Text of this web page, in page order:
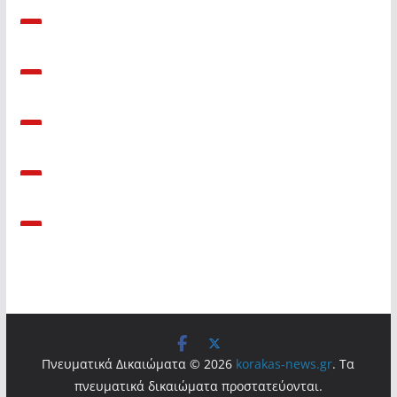
Πνευματικά Δικαιώματα © 2026 korakas-news.gr. Τα
πνευματικά δικαιώματα προστατεύονται.